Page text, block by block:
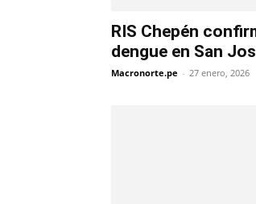
RIS Chepén
dengue en San
Macronorte.pe - 27 enero, 2026